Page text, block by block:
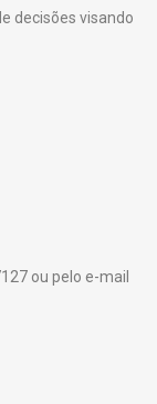
decisões visando
ou pelo e-mail